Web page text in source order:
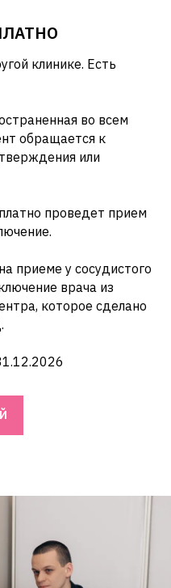
клинике. Есть
во всем
обращается к
или
проведет прием
приеме у сосудистого
врача из
которое сделано
ПРИЁМ